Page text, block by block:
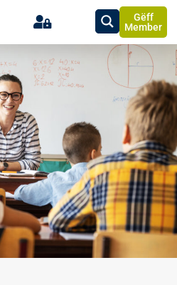
Gëff
Member